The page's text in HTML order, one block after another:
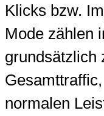
Klicks bzw.
Mode zählen
grundsätzlich
normalen